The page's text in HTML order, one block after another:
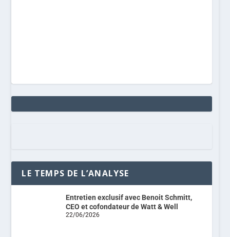
LE TEMPS DE L’ANALYSE
Entretien exclusif avec Benoit Schmitt,
CEO et cofondateur de Watt & Well
22/06/2026